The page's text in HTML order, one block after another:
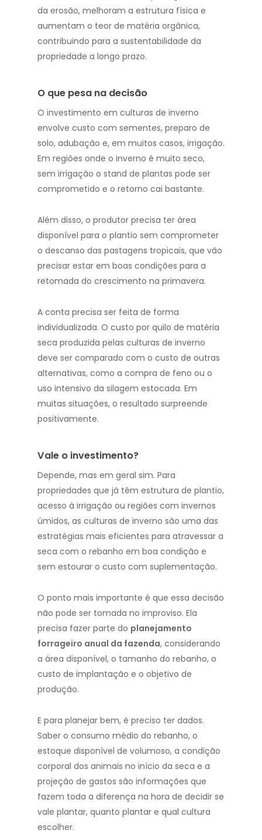
da erosão, melhoram a estrutura física e
aumentam o teor de matéria orgânica,
contribuindo para a sustentabilidade da
propriedade a longo prazo.
O que pesa na decisão
O investimento em culturas de inverno
envolve custo com sementes, preparo de
solo, adubação e, em muitos casos, irrigação.
Em regiões onde o inverno é muito seco,
sem irrigação o stand de plantas pode ser
comprometido e o retorno cai bastante.
Além disso, o produtor precisa ter área
disponível para o plantio sem comprometer
o descanso das pastagens tropicais, que vão
precisar estar em boas condições para a
retomada do crescimento na primavera.
A conta precisa ser feita de forma
individualizada. O custo por quilo de matéria
seca produzida pelas culturas de inverno
deve ser comparado com o custo de outras
alternativas, como a compra de feno ou o
uso intensivo da silagem estocada. Em
muitas situações, o resultado surpreende
positivamente.
Vale o investimento?
Depende, mas em geral sim. Para
propriedades que já têm estrutura de plantio,
acesso à irrigação ou regiões com invernos
úmidos, as culturas de inverno são uma das
estratégias mais eficientes para atravessar a
seca com o rebanho em boa condição e
sem estourar o custo com suplementação.
O ponto mais importante é que essa decisão
não pode ser tomada no improviso. Ela
precisa fazer parte do planejamento
forrageiro anual da fazenda, considerando
a área disponível, o tamanho do rebanho, o
custo de implantação e o objetivo de
produção.
E para planejar bem, é preciso ter dados.
Saber o consumo médio do rebanho, o
estoque disponível de volumoso, a condição
corporal dos animais no início da seca e a
projeção de gastos são informações que
fazem toda a diferença na hora de decidir se
vale plantar, quanto plantar e qual cultura
escolher.